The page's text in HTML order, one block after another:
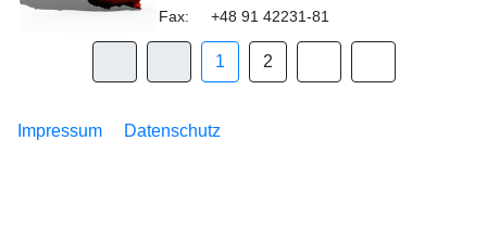
Fax: +48 91 42231-81
1 2
Impressum Datenschutz